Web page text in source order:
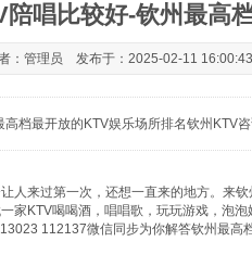
唱比较好-钦州最高
：管理员 发布于：2025-02-11
高档最开放的KTV娱乐场所排名钦州KTV
人来过第一次，还想一直来的地方。来
家KTV喝喝酒，唱唱歌，玩玩游戏，泡
112137微信同步为你解答钦州最高